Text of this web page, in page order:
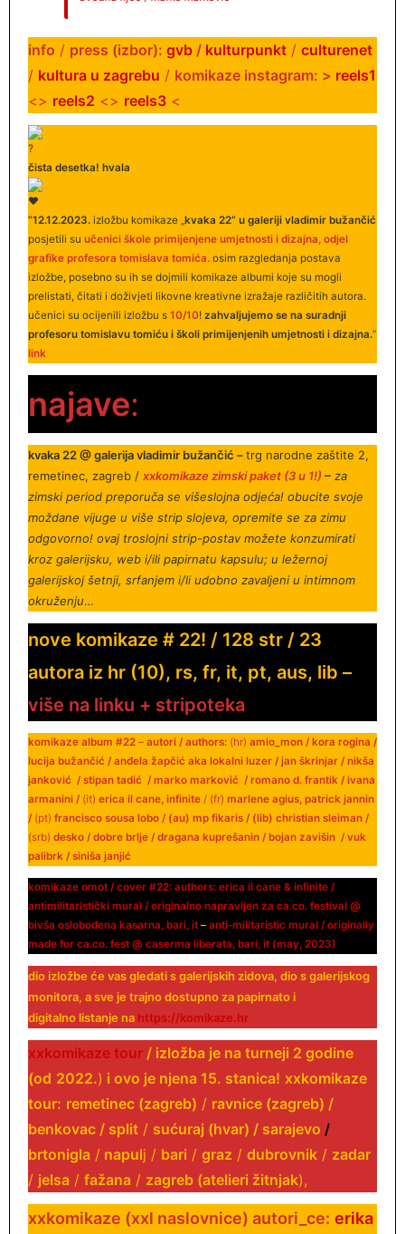
info / press (izbor): gvb/ kulturpunkt/ culturenet
/ kultura u zagrebu / komikaze instagram: > reels1
<> reels2 <> reels3<
čista desetka! hvala
“12.12.2023. izložbu komikaze „ kvaka 22“ u galeriji vladimir bužančić
posjetili su učenici škole primijenjene umjetnosti i dizajna, odjel
grafike profesora tomislava tomića.osim razgledanja postava
izložbe, posebno su ih se dojmili komikaze albumi koje su mogli
prelistati, čitati i doživjeti likovne kreativne izražaje različitih autora.
učenici su ocijenili izložbu s 10/10! zahvaljujemo se na suradnji
profesoru tomislavu tomiću i školi primijenjenih umjetnosti i dizajna.”
link
najave:
kvaka 22 @ galerija vladimir bužančić –trg narodne zaštite 2,
remetinec, zagreb / xxkomikaze zimski paket (3 u 1!) – za
zimski period preporuča se višeslojna odjeća! obucite svoje
moždane vijuge u više strip slojeva, opremite se za zimu
odgovorno! ovaj troslojni strip-postav možete konzumirati
kroz galerijsku, web i/ili papirnatu kapsulu; u ležernoj
galerijskoj šetnji, srfanjem i/li udobno zavaljeni u intimnom
okruženju…
nove komikaze # 22! / 128 str / 23
autora iz hr (10), rs, fr, it, pt, aus, lib –
više na linku + stripoteka
komikaze album #22– autori / authors: (hr) amio_mon / kora rogina /
lucija bužančić / anđela žapčić aka lokalni luzer / jan škrinjar / nikša
janković / stipan tadić / marko marković / romano d. frantik / ivana
armanini / (it) erica il cane, infinite / (fr) marlene agius, patrick jannin
/ (pt) francisco sousa lobo / (au) mp fikaris / (lib) christian sleiman /
(srb) desko / dobre brlje / dragana kuprešanin / bojan zavišin / vuk
palibrk / siniša janjić
komikaze omot / cover #22: authors: erica il cane & infinite /
antimilitaristički mural / originalno napravljen za ca.co. festival @
bivša oslobođena kasarna, bari, it – anti-militaristic mural / originally
made for ca.co. fest @ caserma liberata, bari, it (may, 2023)
dio izložbe će vas gledati s galerijskih zidova, dio s galerijskog
monitora, a sve je trajno dostupno za papirnato i
digitalno listanje na https://komikaze.hr
xxkomikaze tour / izložba je na turneji 2 godine
(od 2022.) i ovo je njena 15. stanica! xxkomikaze
tour: remetinec (zagreb) / ravnice (zagreb) /
benkovac/ split/ sućuraj (hvar) / sarajevo /
brtonigla / napulj / bari / graz / dubrovnik/ zadar
/ jelsa / fažana / zagreb (atelieri žitnjak) ,
xxkomikaze (xxl naslovnice) autori_ce: erika